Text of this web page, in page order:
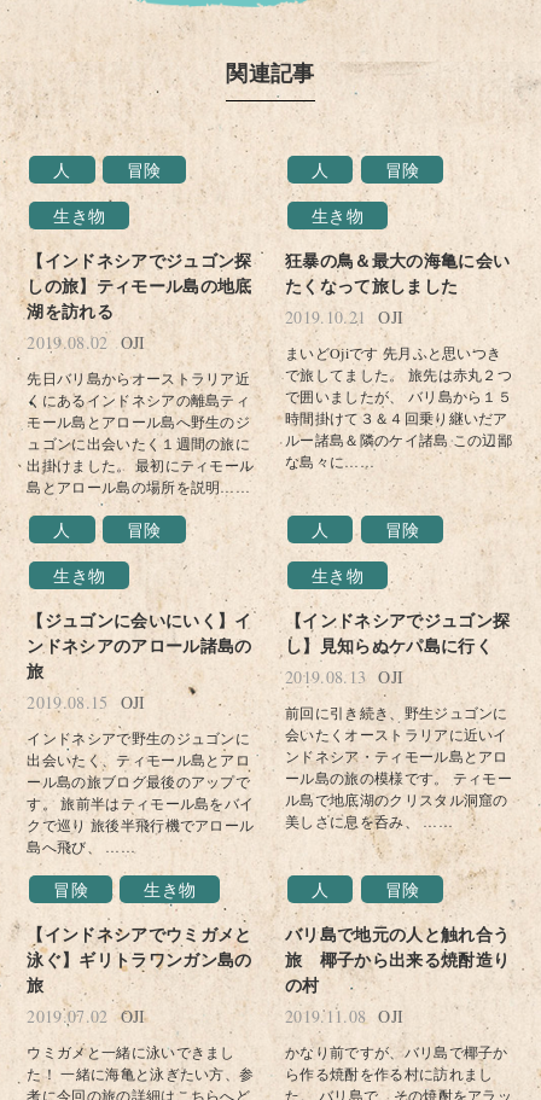
関連記事
人
冒険
生き物
【インドネシアでジュゴン探
しの旅】ティモール島の地底
湖を訪れる
2019.08.02 OJI
先日バリ島からオーストラリア近
くにあるインドネシアの離島ティ
モール島とアロール島へ野生のジ
ュゴンに出会いたく１週間の旅に
出掛けました。 最初にティモール
島とアロール島の場所を説明……
人
冒険
生き物
狂暴の鳥＆最大の海亀に会い
たくなって旅しました
2019.10.21 OJI
まいどOjiです 先月ふと思いつき
で旅してました。 旅先は赤丸２つ
で囲いましたが、 バリ島から１５
時間掛けて３＆４回乗り継いだア
ルー諸島＆隣のケイ諸島 この辺鄙
な島々に……
人
冒険
生き物
【ジュゴンに会いにいく】イ
ンドネシアのアロール諸島の
旅
2019.08.15 OJI
インドネシアで野生のジュゴンに
出会いたく、ティモール島とアロ
ール島の旅ブログ最後のアップで
す。 旅前半はティモール島をバイ
クで巡り 旅後半飛行機でアロール
島へ飛び、 ……
人
冒険
生き物
【インドネシアでジュゴン探
し】見知らぬケパ島に行く
2019.08.13 OJI
前回に引き続き、野生ジュゴンに
会いたくオーストラリアに近いイ
ンドネシア・ティモール島とアロ
ール島の旅の模様です。 ティモー
ル島で地底湖のクリスタル洞窟の
美しさに息を呑み、 ……
冒険 生き物
【インドネシアでウミガメと
泳ぐ】ギリトラワンガン島の
旅
2019.07.02 OJI
ウミガメと一緒に泳いできまし
た！ 一緒に海亀と泳ぎたい方、参
考に今回の旅の詳細はこちらへど
人 冒険
バリ島で地元の人と触れ合う
旅 椰子から出来る焼酎造り
の村
2019.11.08 OJI
かなり前ですが、バリ島で椰子か
ら作る焼酎を作る村に訪れまし
た。 バリ島で、その焼酎をアラッ